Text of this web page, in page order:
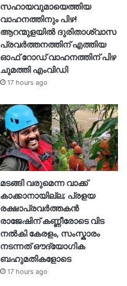
സഹായവുമായെത്തിയ
വാഹനത്തിനും പിഴ!
ആറന്മുളയില്‍ ദുരിതാശ്വാസ
പ്രവര്‍ത്തനത്തിന് എത്തിയ
ഓഫ് റോഡ് വാഹനത്തിന് പിഴ
ചുമത്തി എംവിഡി
17 hours ago
മടങ്ങി വരുമെന്ന വാക്ക്
കാക്കാനായില്ല; പ്രളയ
രക്ഷാപ്രവർത്തകൻ
രാജേഷിന് കണ്ണീരോടെ വിട
നൽകി കേരളം, സംസ്കാരം
നടന്നത് ഔദ്യോ​ഗിക
ബഹുമതികളോടെ
17 hours ago